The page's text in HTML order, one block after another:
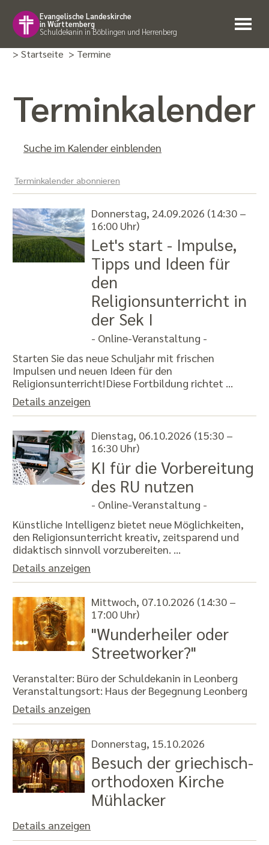
Evangelische Landeskirche
in Württemberg
Schuldekanin in Böblingen und Herrenberg
> Startseite > Termine
Termin­kalender
Suche im Kalender einblenden
Terminkalender abonnieren
Donnerstag, 24.09.2026 (14:30 –
16:00 Uhr)
Let's start - Impulse,
Tipps und Ideen für
den
Religionsunterricht in
der Sek I
- Online-Veranstaltung -
Starten Sie das neue Schuljahr mit frischen
Impulsen und neuen Ideen für den
Religionsunterricht! Diese Fortbildung richtet …
Details anzeigen
Dienstag, 06.10.2026 (15:30 –
16:30 Uhr)
KI für die Vorbereitung
des RU nutzen
- Online-Veranstaltung -
Künstliche Intelligenz bietet neue Möglichkeiten,
den Religionsunterricht kreativ, zeitsparend und
didaktisch sinnvoll vorzubereiten. …
Details anzeigen
Mittwoch, 07.10.2026 (14:30 –
17:00 Uhr)
"Wunderheiler oder
Streetworker?"
Veranstalter: Büro der Schuldekanin in Leonberg
Veranstaltungsort: Haus der Begegnung Leonberg
Details anzeigen
Donnerstag, 15.10.2026
Besuch der griechisch-
orthodoxen Kirche
Mühlacker
Details anzeigen